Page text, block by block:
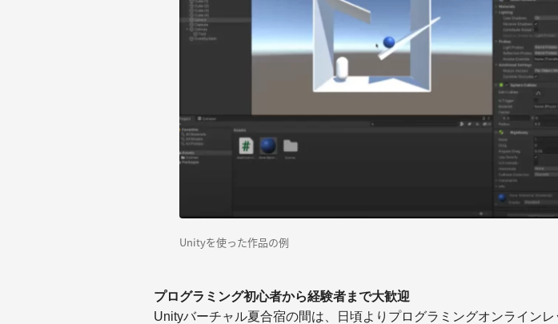
Unityを使った作品の例
プログラミング初心者から経験者まで大歓迎
Unityバーチャル夏合宿の間は、日頃よりプログラミングオンライン